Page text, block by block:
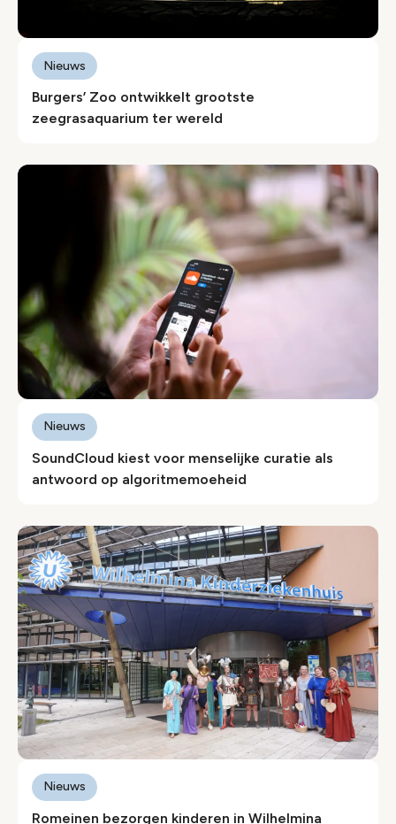
Burgers’ Zoo ontwikkelt grootste
zeegrasaquarium ter wereld
Nieuws
SoundCloud kiest voor menselijke curatie als
antwoord op algoritmemoeheid
Nieuws
Romeinen bezorgen kinderen in Wilhelmina
Nieuws